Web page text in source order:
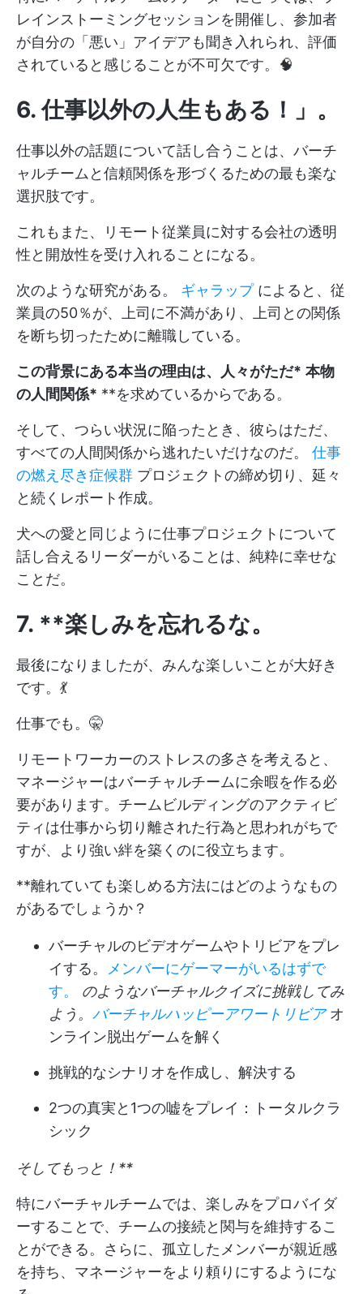
レインストーミングセッションを開催し、参加者
が自分の「悪い」アイデアも聞き入れられ、評価
されていると感じることが不可欠です。🧠
6.仕事以外の人生もある！ 」。
仕事以外の話題について話し合うことは、バーチ
ャルチームと信頼関係を形づくるための最も楽な
選択肢です。
これもまた、リモート従業員に対する会社の透明
性と開放性を受け入れることになる。
次のような研究がある。 ギャラップによると、従
業員の50％が、上司に不満があり、上司との関係
を断ち切ったために離職している。
この背景にある本当の理由は、人々がただ* 本物
の人間関係* **を求めているからである。
そして、つらい状況に陥ったとき、彼らはただ、
すべての人間関係から逃れたいだけなのだ。 仕事
の燃え尽き症候群 プロジェクトの締め切り、延々
と続くレポート作成。
犬への愛と同じように仕事プロジェクトについて
話し合えるリーダーがいることは、純粋に幸せな
ことだ。
7. **楽しみを忘れるな。
最後になりましたが、みんな楽しいことが大好き
です。💃
仕事でも。🤫
リモートワーカーのストレスの多さを考えると、
マネージャーはバーチャルチームに余暇を作る必
要があります。チームビルディングのアクティビ
ティは仕事から切り離された行為と思われがちで
すが、より強い絆を築くのに役立ちます。
**離れていても楽しめる方法にはどのようなもの
があるでしょうか？
バーチャルのビデオゲームやトリビアをプレ
イする。
メンバーにゲーマーがいるはずで
す。
のようなバーチャルクイズに挑戦してみ
よう。 バーチャルハッピーアワートリビアオ
ンライン脱出ゲームを解く
挑戦的なシナリオを作成し、解決する
2つの真実と1つの嘘をプレイ：トータルクラ
シック
そしてもっと！**
特にバーチャルチームでは、楽しみをプロバイダ
ーすることで、チームの接続と関与を維持するこ
とができる。さらに、孤立したメンバーが親近感
を持ち、マネージャーをより頼りにするようにな